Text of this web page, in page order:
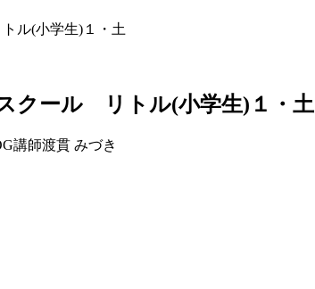
ル(小学生)１・土
クール リトル(小学生)１・土
講師渡貫 みづき